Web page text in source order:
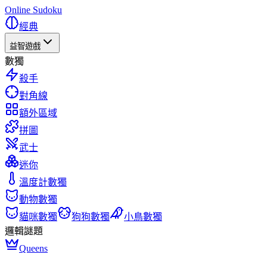
Online Sudoku
經典
益智遊戲
數獨
殺手
對角線
額外區域
拼圖
武士
迷你
溫度計數獨
動物數獨
貓咪數獨
狗狗數獨
小鳥數獨
邏輯謎題
Queens